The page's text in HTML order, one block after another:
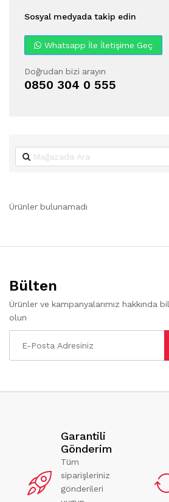
Sosyal medyada takip edin
Whatsapp İle İletişime Geç
Doğrudan bizi arayın
0850 304 0 555
Ürünler bulunamadı
Bülten
Ürünler ve kampanyalarımız hakkında
olun
Garantili
Gönderim
Tüm
siparişleriniz
gönderileri